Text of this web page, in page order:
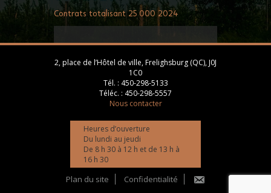
Contrats totalisant 25 000 2024
2, place de l’Hôtel de ville, Frelighsburg (QC), J0J
1C0
Tél. : 450-298-5133
Téléc. : 450-298-5557
Nous contacter
Heures d’ouverture
Du lundi au jeudi
De 8 h 30 à 12 h et de 13 h à
16 h 30
Plan du site
Confidentialité